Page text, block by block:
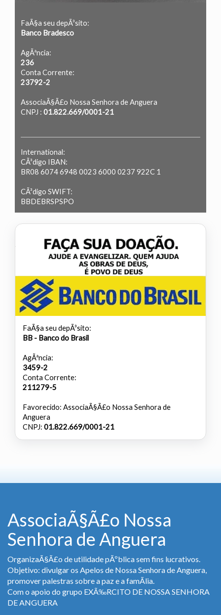
FaÃ§a seu depÃ³sito:
Banco Bradesco
AgÃªncia:
236
Conta Corrente:
23792-2
AssociaÃ§Ã£o Nossa Senhora de Anguera
CNPJ : 01.822.669/0001-21
International:
CÃ³digo IBAN:
BR08 6074 6948 0023 6000 0237 922C 1
CÃ³digo SWIFT:
BBDEBRSPSPO
FaÃ§a seu depÃ³sito:
BB - Banco do Brasil
AgÃªncia:
3459-2
Conta Corrente:
211279-5
Favorecido: AssociaÃ§Ã£o Nossa Senhora de
Anguera
CNPJ: 01.822.669/0001-21
AssociaÃ§Ã£o Nossa
Senhora de Anguera
OrganizaÃ§Ã£o de utilidade pÃºblica sem fins lucrativos.
Objetivo: divulgar os Apelos de Nossa Senhora de Anguera,
promover palestras sobre a paz e a famÃ­lia.
Com o apoio do grupo EXÃ‰RCITO DE NOSSA SENHORA
DE ANGUERA